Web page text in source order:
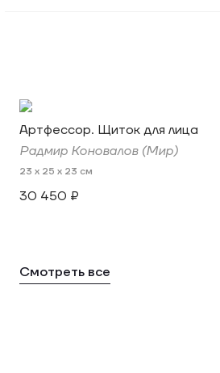
Артфессор. Щиток для лица
Радмир Коновалов (Мир)
23 x 25 x 23 см
30 450 ₽
Смотреть все